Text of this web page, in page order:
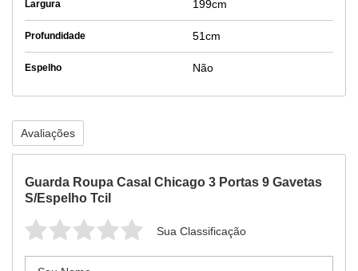
Largura 199cm
Profundidade 51cm
Espelho Não
Avaliações
Guarda Roupa Casal Chicago 3 Portas 9 Gavetas
S/Espelho Tcil
Sua Classificação